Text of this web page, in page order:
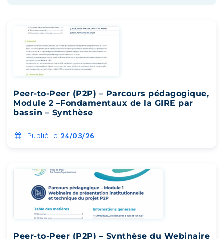
Peer-to-Peer (P2P) – Parcours pédagogique,
Module 2 –Fondamentaux de la GIRE par
bassin – Synthèse
Publié le 24/03/26
Peer-to-Peer (P2P) – Synthèse du Webinaire